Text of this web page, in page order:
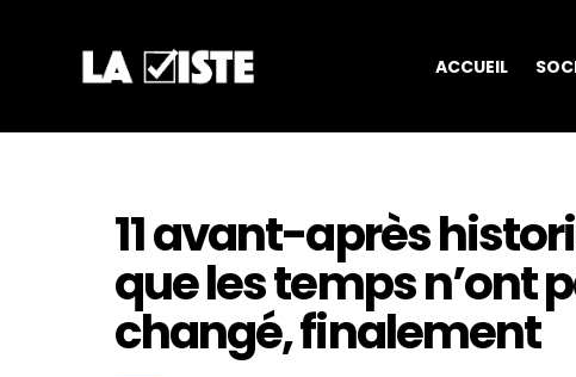
ACCUEIL
11 avant-après
que les temps n’ont
changé, finalement